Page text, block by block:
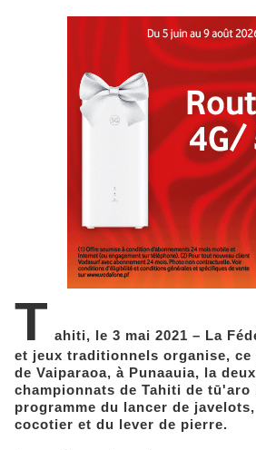
T ahiti, le 3 mai 2021 – La
et jeux traditionnels organise, ce
de Vaiparaoa, à Punaauia, la
championnats de Tahiti de tū'aro
programme du lancer de
cocotier et du lever de pierre.